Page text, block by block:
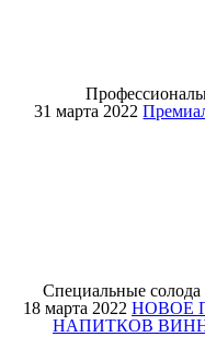
31 марта 2022
Специальные
18 марта 2022 НОВОЕ
НАПИТКОВ